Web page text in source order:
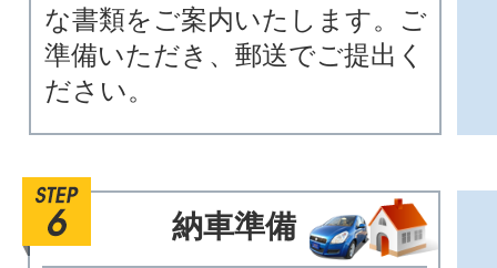
な書類をご案内いたします。ご
準備いただき、郵送でご提出く
ださい。
納車準備